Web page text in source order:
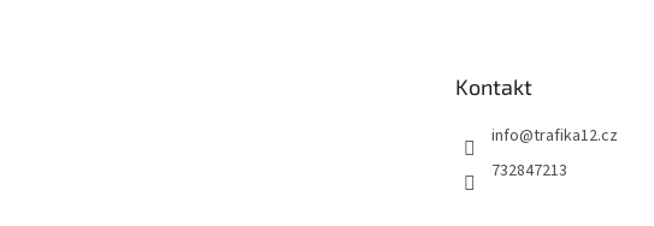
Kontakt
info@trafika12.cz
732847213